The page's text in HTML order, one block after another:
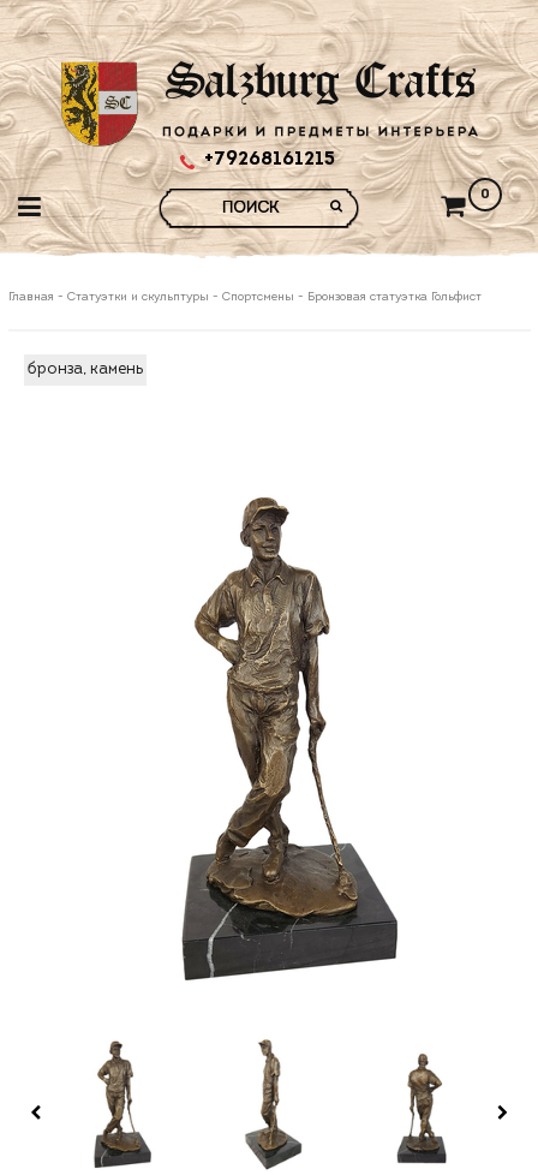
+79268161215
0
Главная - Статуэтки и скульптуры - Спортсмены - Бронзовая статуэтка Гольфист
бронза, камень